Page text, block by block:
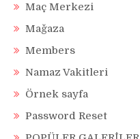
Maç Merkezi
Mağaza
Members
Namaz Vakitleri
Örnek sayfa
Password Reset